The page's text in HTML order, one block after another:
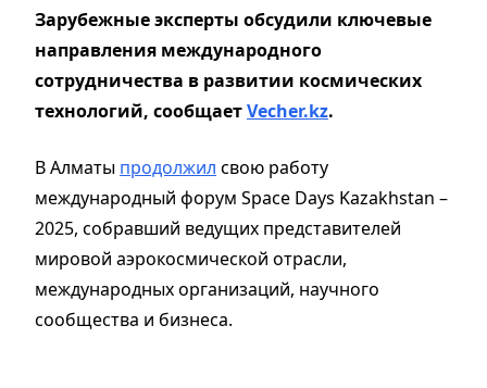
Зарубежные эксперты обсудили ключевые
направления международного
сотрудничества в развитии космических
технологий, сообщаетVecher.kz.
В Алматы продолжил свою работу
международный форум Space Days Kazakhstan –
2025, собравший ведущих представителей
мировой аэрокосмической отрасли,
международных организаций, научного
сообщества и бизнеса.